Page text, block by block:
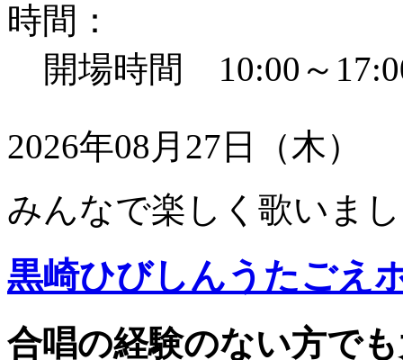
時間：
開場時間 10:00～
2026年08月27日（木）
みんなで楽しく歌いま
黒崎ひびしんうたごえ
合唱の経験のない方で